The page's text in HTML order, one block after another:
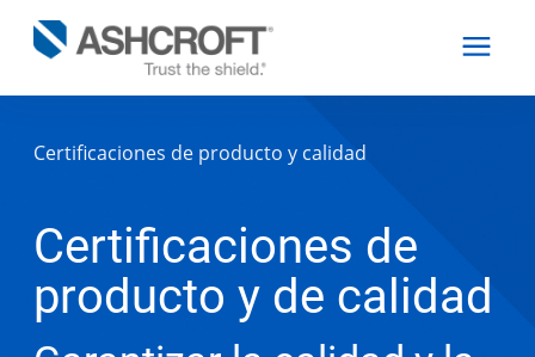
Productos
Industrias
Certificaciones de producto y calidad
Certificaciones de
producto y de calidad